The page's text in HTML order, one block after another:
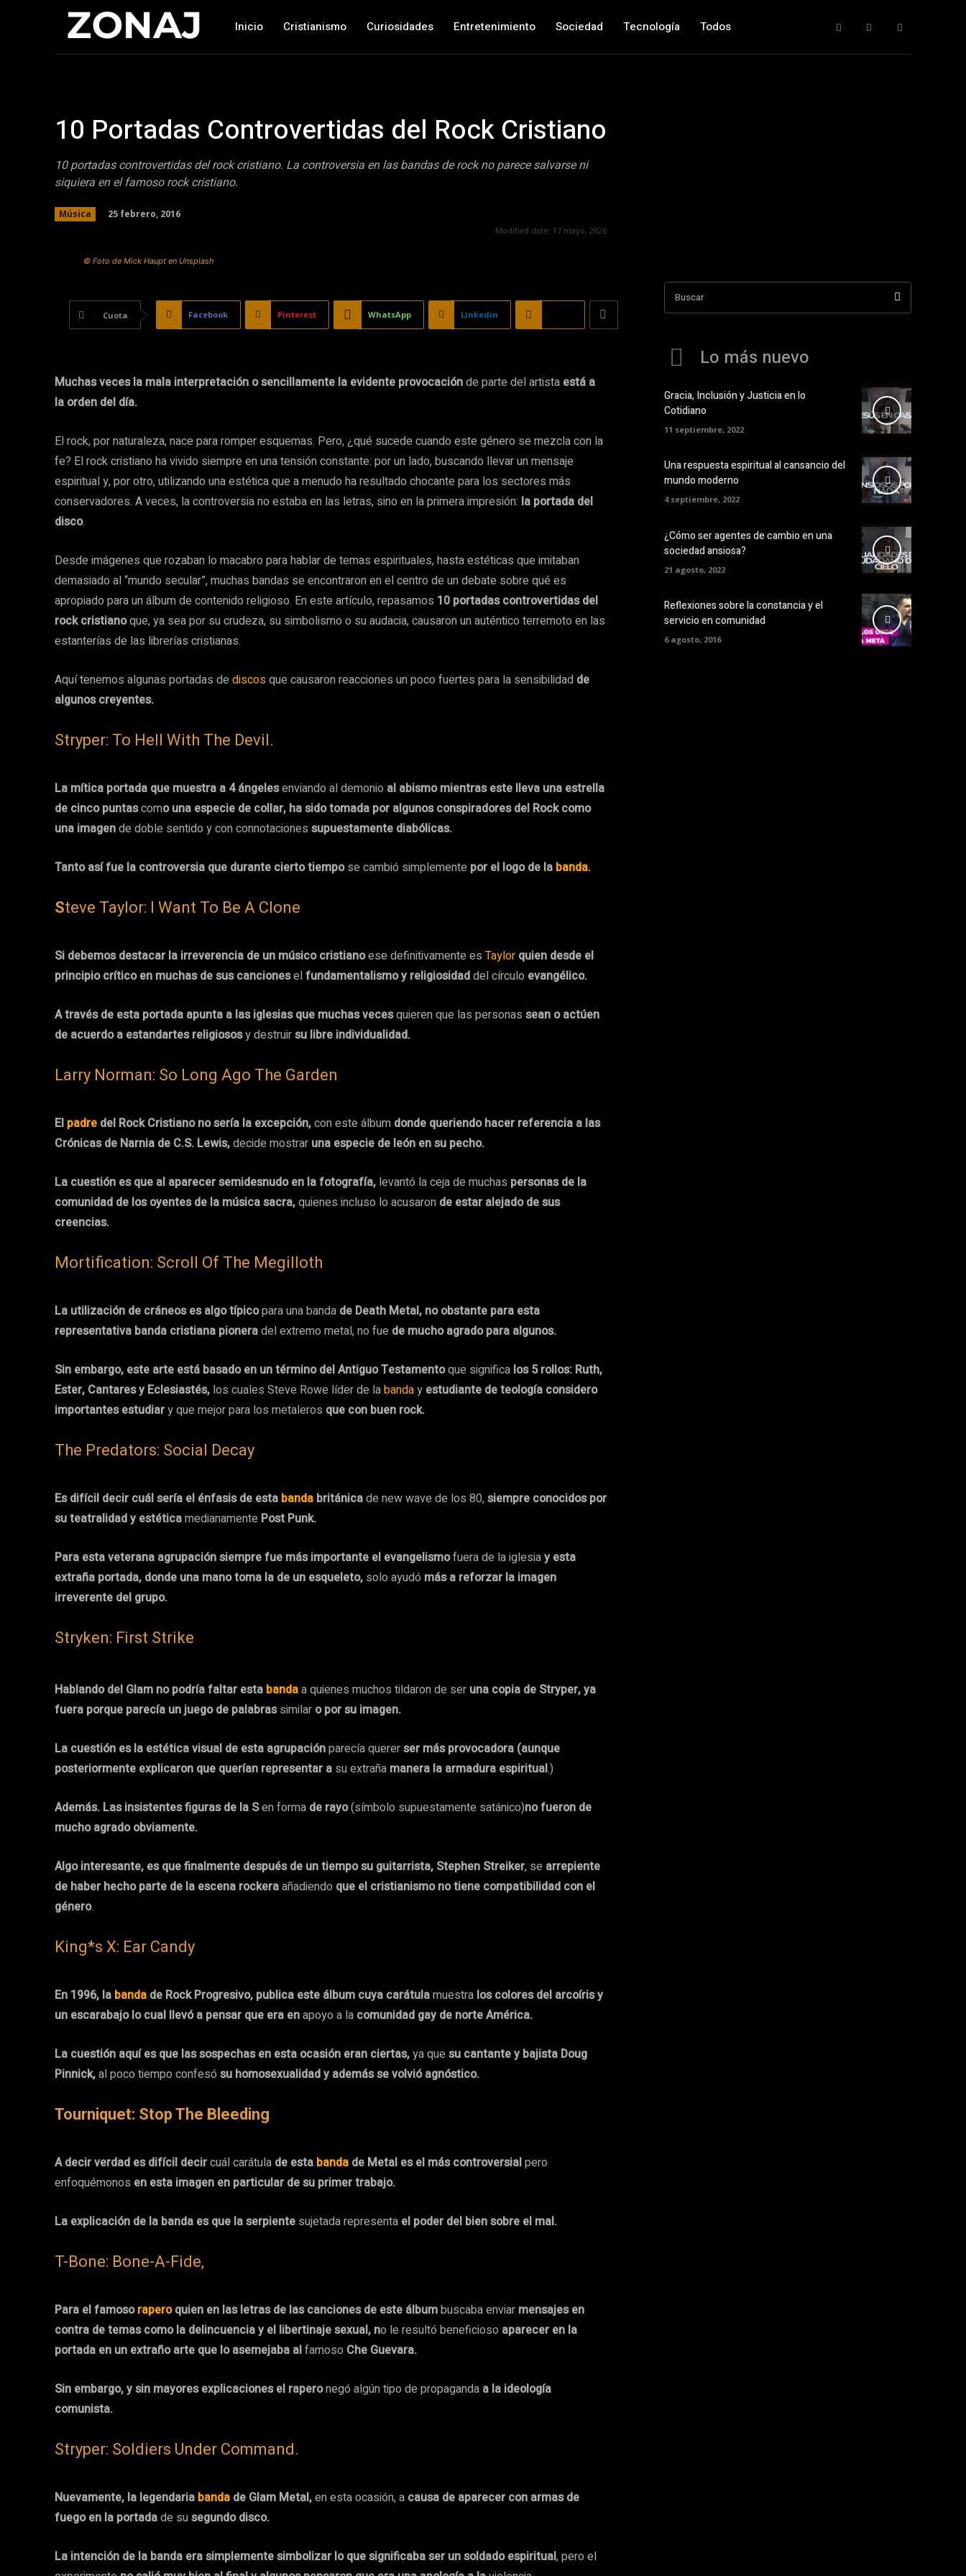
Inicio Cristianismo Curiosidades Entretenimiento Sociedad Tecnología Todos
10 Portadas Controvertidas del Rock Cristiano
10 portadas controvertidas del rock cristiano. La controversia en las bandas de rock no parece salvarse ni
siquiera en el famoso rock cristiano.
Música 25 febrero, 2016
Modified date: 17 mayo, 2026
© Foto de Mick Haupt en Unsplash
Cuota Facebook Pinterest WhatsApp Linkedin
Muchas veces la mala interpretación o sencillamente la evidente provocaciónde parte del artista está a
la orden del día.
El rock, por naturaleza, nace para romper esquemas. Pero, ¿qué sucede cuando este género se mezcla con la
fe? El rock cristiano ha vivido siempre en una tensión constante: por un lado, buscando llevar un mensaje
espiritual y, por otro, utilizando una estética que a menudo ha resultado chocante para los sectores más
conservadores. A veces, la controversia no estaba en las letras, sino en la primera impresión: la portada del
disco.
Desde imágenes que rozaban lo macabro para hablar de temas espirituales, hasta estéticas que imitaban
demasiado al “mundo secular”, muchas bandas se encontraron en el centro de un debate sobre qué es
apropiado para un álbum de contenido religioso. En este artículo, repasamos 10 portadas controvertidas del
rock cristianoque, ya sea por su crudeza, su simbolismo o su audacia, causaron un auténtico terremoto en las
estanterías de las librerías cristianas.
Aquí tenemos algunas portadas de discosque causaron reacciones un poco fuertes para la sensibilidad de
algunos creyentes.
Stryper: To Hell With The Devil.
La mítica portada que muestra a 4 ángelesenviando al demonio al abismo mientras este lleva una estrella
de cinco puntascomo una especie de collar, ha sido tomada por algunos conspiradores del Rock como
una imagende doble sentido y con connotaciones supuestamente diabólicas.
Tanto así fue la controversia que durante cierto tiempose cambió simplemente por el logo de la banda.
Steve Taylor: I Want To Be A Clone
Si debemos destacar la irreverencia de un músico cristianoese definitivamente es Taylor quien desde el
principio crítico en muchas de sus cancioneselfundamentalismo y religiosidaddel círculo evangélico.
A través de esta portada apunta a las iglesias que muchas vecesquieren que las personas sean o actúen
de acuerdo a estandartes religiososy destruirsu libre individualidad.
Larry Norman: So Long Ago The Garden
El padre del Rock Cristiano no sería la excepción,con este álbum donde queriendo hacer referencia a las
Crónicas de Narnia de C.S. Lewis,decide mostrar una especie de león en su pecho.
La cuestión es que al aparecer semidesnudo en la fotografía, levantó la ceja de muchas personas de la
comunidad de los oyentes de la música sacra,quienes incluso lo acusaron de estar alejado de sus
creencias.
Mortification: Scroll Of The Megilloth
La utilización de cráneos es algo típicopara una banda de Death Metal, no obstante para esta
representativa banda cristiana pioneradel extremo metal, no fue de mucho agrado para algunos.
Sin embargo, este arte está basado en un término del Antiguo Testamentoque significa los 5 rollos: Ruth,
Ester, Cantares y Eclesiastés, los cuales Steve Rowe líder de labanday estudiante de teología considero
importantes estudiary que mejor para los metaleros que con buen rock.
The Predators: Social Decay
Es difícil decir cuál sería el énfasis de esta banda británicade new wave de los 80,siempre conocidos por
su teatralidad y estéticamedianamente Post Punk.
Para esta veterana agrupación siempre fue más importante el evangelismofuera de la iglesiay esta
extraña portada, donde una mano toma la de un esqueleto, solo ayudó más a reforzar la imagen
irreverente del grupo.
Stryken: First Strike
Hablando del Glam no podría faltar esta bandaa quienes muchos tildaron de ser una copia de Stryper, ya
fuera porque parecía un juego de palabrassimilar o por su imagen.
La cuestión es la estética visual de esta agrupaciónparecía quererser más provocadora (aunque
posteriormente explicaron que querían representar a su extraña manera la armadura espiritual.)
Además. Las insistentes figuras de la Sen forma de rayo(símbolo supuestamente satánico)no fueron de
mucho agrado obviamente.
Algo interesante, es que finalmente después de un tiempo su guitarrista, Stephen Streiker, se arrepiente
de haber hecho parte de la escena rockeraañadiendo que el cristianismo no tiene compatibilidad con el
género.
King*s X: Ear Candy
En 1996, la banda de Rock Progresivo, publica este álbum cuya carátulamuestra los colores del arcoíris y
un escarabajo lo cual llevó a pensar que era enapoyo a la comunidad gay de norte América.
La cuestión aquí es que las sospechas en esta ocasión eran ciertas,ya que su cantante y bajista Doug
Pinnick,al poco tiempo confesó su homosexualidad y además se volvió agnóstico.
Tourniquet: Stop The Bleeding
A decir verdad es difícil decircuál carátula de esta banda de Metal es el más controversialpero
enfoquémonos en esta imagen en particular de su primer trabajo.
La explicación de la banda es que la serpiente sujetada representa el poder del bien sobre el mal.
T-Bone: Bone-A-Fide,
Para el famosoraperoquien en las letras de las canciones de este álbumbuscaba enviar mensajes en
contra de temas como la delincuencia y el libertinaje sexual, no le resultó beneficioso aparecer en la
portada en un extraño arte que lo asemejaba alfamoso Che Guevara.
Sin embargo, y sin mayores explicaciones el raperonegó algún tipo de propaganda a la ideología
comunista.
Stryper: Soldiers Under Command.
Nuevamente, la legendaria banda de Glam Metal,en esta ocasión, a causa de aparecer con armas de
fuego en la portadade susegundo disco.
La intención de la banda era simplemente simbolizar lo que significaba ser un soldado espiritual, pero el
Buscar
Lo más nuevo
Gracia, Inclusión y Justicia en lo
Cotidiano
11 septiembre, 2022
Una respuesta espiritual al cansancio del
mundo moderno
4 septiembre, 2022
¿Cómo ser agentes de cambio en una
sociedad ansiosa?
21 agosto, 2022
Reflexiones sobre la constancia y el
servicio en comunidad
6 agosto, 2016